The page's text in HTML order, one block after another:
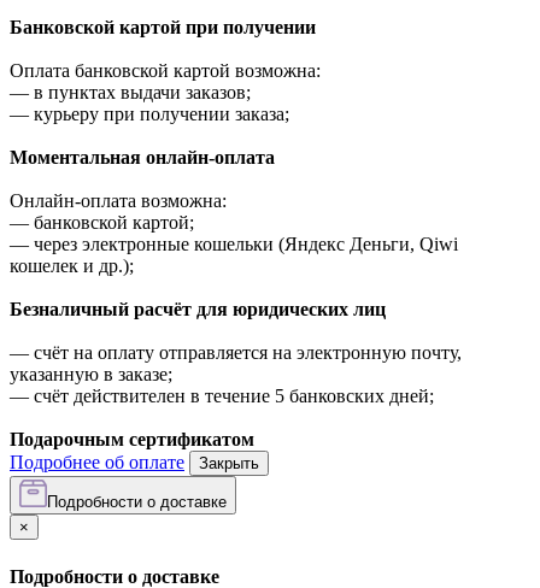
Банковской картой при получении
Оплата банковской картой возможна:
— в пунктах выдачи заказов;
— курьеру при получении заказа;
Моментальная онлайн-оплата
Онлайн-оплата возможна:
— банковской картой;
— через электронные кошельки (Яндекс Деньги, Qiwi
кошелек и др.);
Безналичный расчёт для юридических лиц
— счёт на оплату отправляется на электронную почту,
указанную в заказе;
— счёт действителен в течение 5 банковских дней;
Подарочным сертификатом
Подробнее об оплате
Закрыть
Подробности о доставке
×
Подробности о доставке